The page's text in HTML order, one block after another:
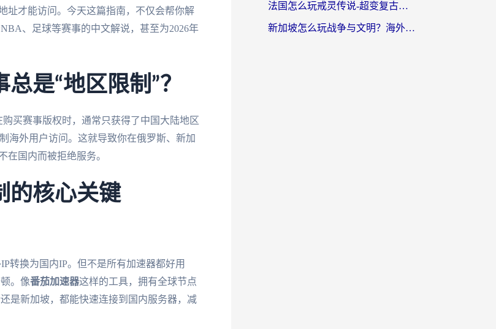
才能访问。今天这篇指南，不仅会帮你解
、足球等赛事的中文解说，甚至为2026年
是“地区限制”？
买赛事版权时，通常只获得了中国大陆地区
海外用户访问。这就导致你在俄罗斯、新加
在国内而被拒绝服务。
的核心关键
转换为国内IP。但不是所有加速器都好用
。像番茄加速器这样的工具，拥有全球节点
是新加坡，都能快速连接到国内服务器，减
法国怎么玩戒灵传说-超变复古传奇？海外玩家国服游戏加速终极指南
新加坡怎么玩战争与文明？海外党国服游戏加速器终极避坑指南